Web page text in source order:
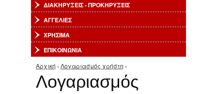
ΔΙΑΚΗΡΥΞΕΙΣ - ΠΡΟΚΗΡΥΞΕΙΣ
ΑΓΓΕΛΙΕΣ
ΧΡΗΣΙΜΑ
ΕΠΙΚΟΙΝΩΝΙΑ
Είστε εδώ
Αρχική › Λογαριασμός χρήστη ›
Λογαριασμός